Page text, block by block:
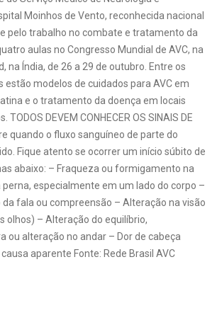
Moinhos de Vento, reconhecida nacional
pelo trabalho no combate e tratamento da
aulas no Congresso Mundial de AVC, na
na Índia, de 26 a 29 de outubro. Entre os
modelos de cuidados para AVC em
e o tratamento da doença em locais
DEVEM CONHECER OS SINAIS DE
quando o fluxo sanguíneo de parte do
Fique atento se ocorrer um início súbito de
abaixo: – Fraqueza ou formigamento na
especialmente em um lado do corpo –
fala ou compreensão – Alteração na visão
olhos) – Alteração do equilíbrio,
ou alteração no andar – Dor de cabeça
aparente Fonte: Rede Brasil AVC